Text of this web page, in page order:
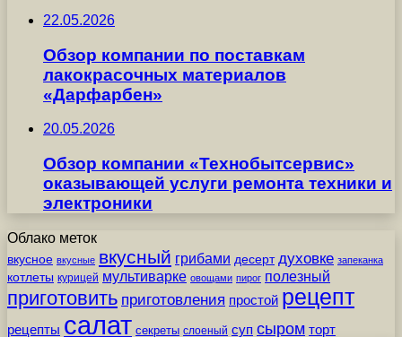
22.05.2026
Обзор компании по поставкам
лакокрасочных материалов
«Дарфарбен»
20.05.2026
Обзор компании «Технобытсервис»
оказывающей услуги ремонта техники и
электроники
Облако меток
вкусное вкусные вкусный грибами десерт духовке запеканка
котлеты курицей мультиварке овощами пирог полезный
приготовить приготовления простой рецепт
рецепты салат секреты слоеный суп сыром торт